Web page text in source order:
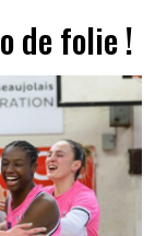
de folie !